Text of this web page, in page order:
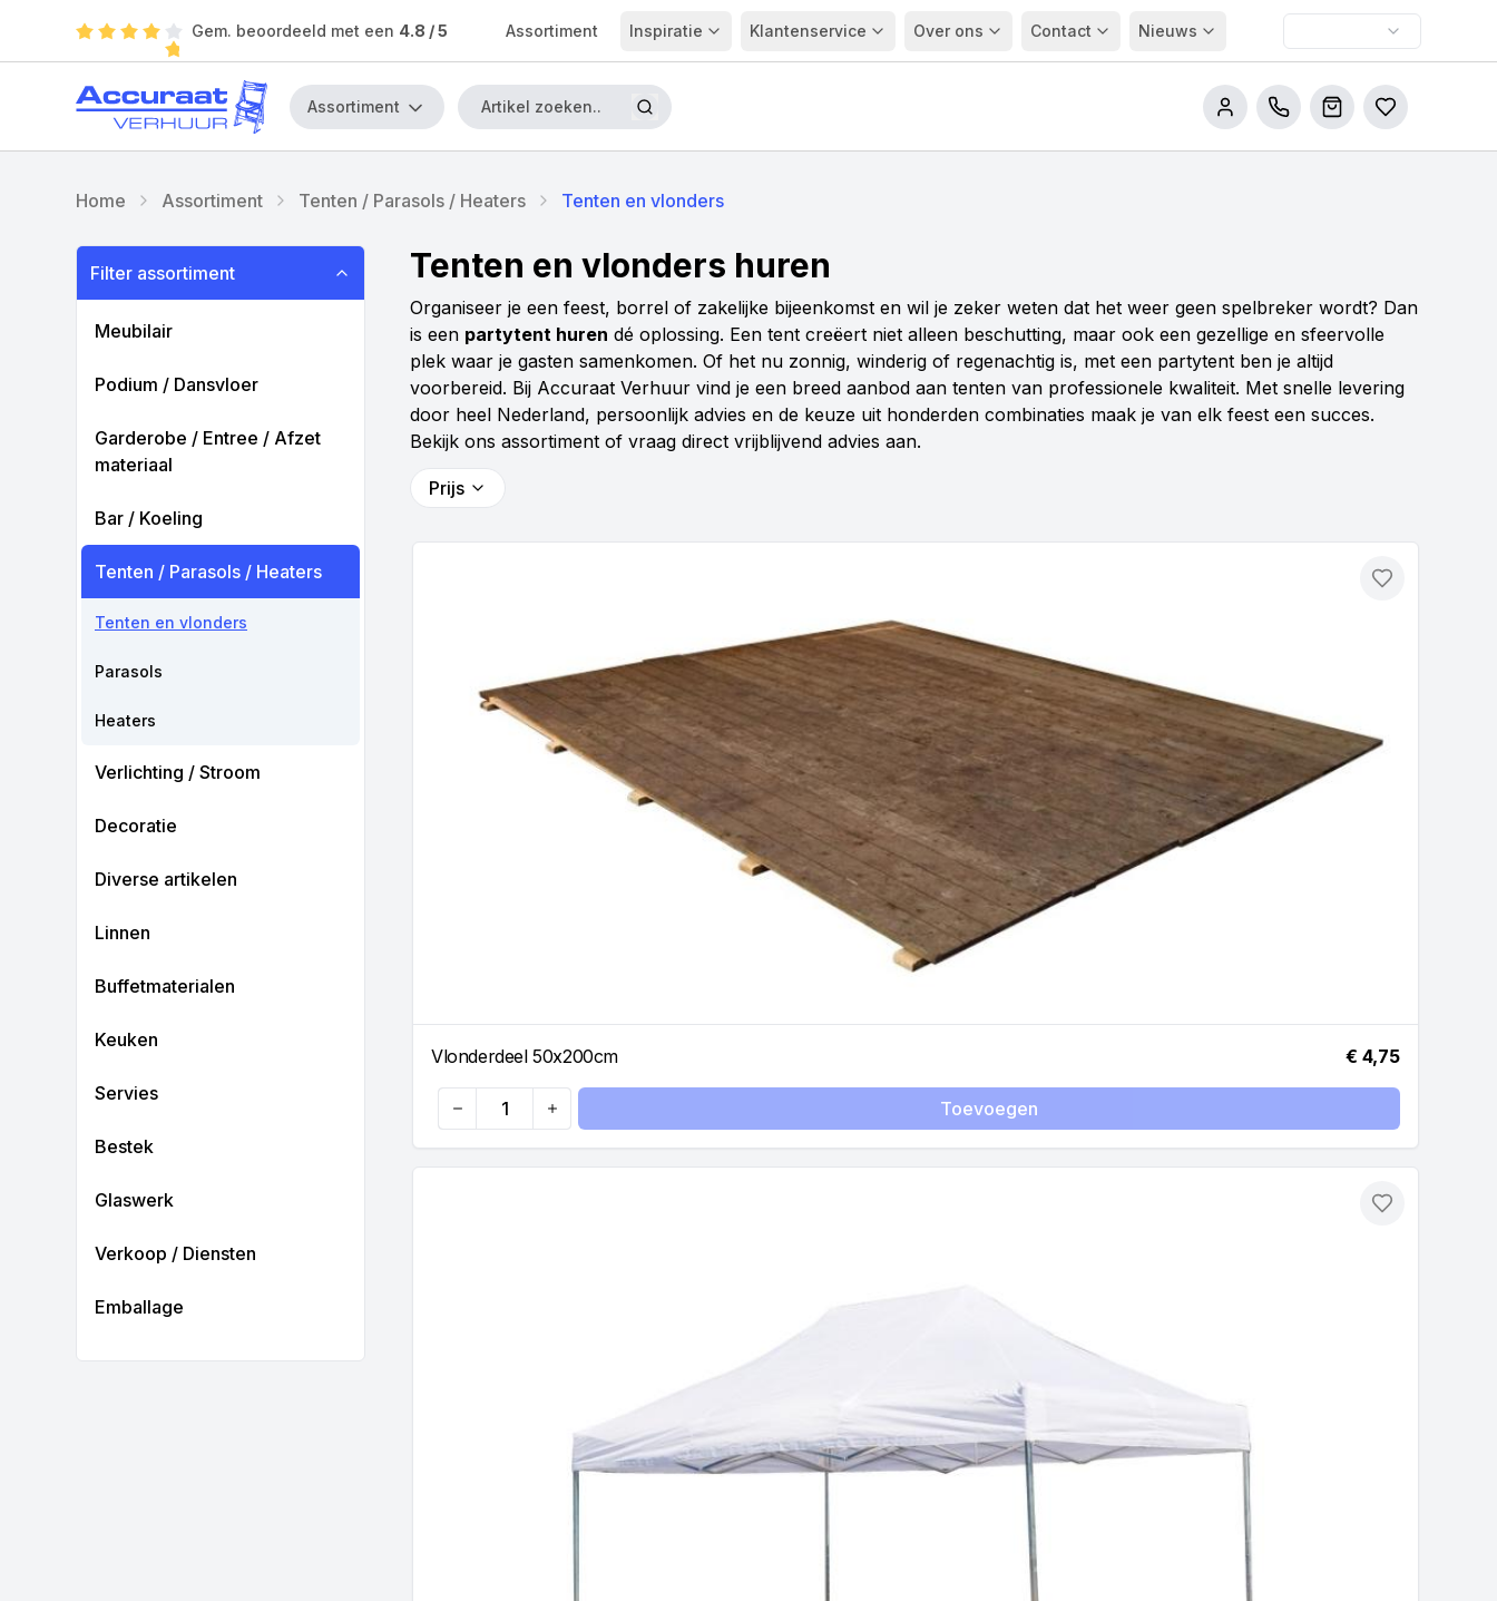
Gem. beoordeeld met een 4.8 / 5 Assortiment Inspiratie Klantenservice Over ons Contact Nieuws
Assortiment
Bel onsWinkelwagen
Bestellijsten
Home Assortiment Tenten / Parasols / Heaters Tenten en vlonders
Filter assortiment
Meubilair
Podium / Dansvloer
Garderobe / Entree / Afzet
materiaal
Bar / Koeling
Tenten / Parasols / Heaters
Tenten en vlonders
Parasols
Heaters
Verlichting / Stroom
Decoratie
Diverse artikelen
Linnen
Buffetmaterialen
Keuken
Servies
Bestek
Glaswerk
Verkoop / Diensten
Emballage
Tenten en vlonders huren
Organiseer je een feest, borrel of zakelijke bijeenkomst en wil je zeker weten dat het weer geen spelbreker wordt? Dan
is een partytent huren dé oplossing. Een tent creëert niet alleen beschutting, maar ook een gezellige en sfeervolle
plek waar je gasten samenkomen. Of het nu zonnig, winderig of regenachtig is, met een partytent ben je altijd
voorbereid. Bij Accuraat Verhuur vind je een breed aanbod aan tenten van professionele kwaliteit. Met snelle levering
door heel Nederland, persoonlijk advies en de keuze uit honderden combinaties maak je van elk feest een succes.
Bekijk ons assortiment of vraag direct vrijblijvend advies aan.
Prijs
Vlonderdeel 50x200cm € 4,75
Toevoegen
Quantity
Toevoegen
Toevoegen